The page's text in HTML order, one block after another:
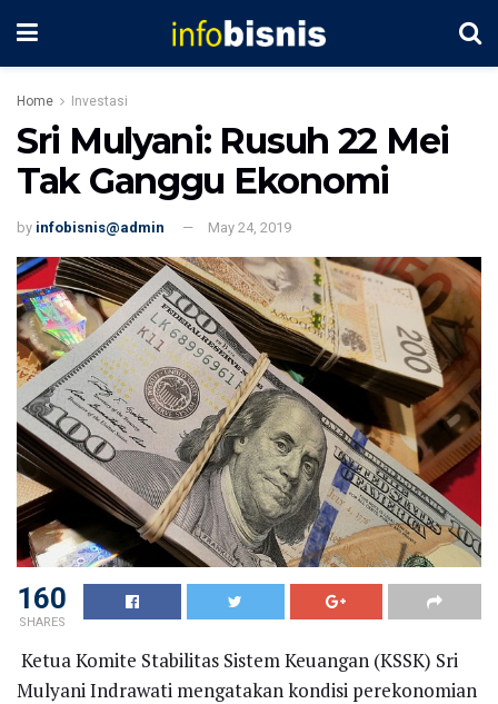
Home Investasi
Sri Mulyani: Rusuh 22 Mei
Tak Ganggu Ekonomi
by infobisnis@admin May 24, 2019
160
SHARES
Ketua Komite Stabilitas Sistem Keuangan (KSSK) Sri
Mulyani Indrawati mengatakan kondisi perekonomian